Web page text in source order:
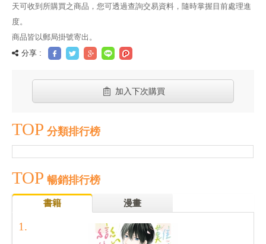
天可收到所購買之商品，您可透過查詢交易資料，隨時掌握目前處理進
度。
商品皆以郵局掛號寄出。
分享 :
加入下次購買
TOP 分類排行榜
TOP 暢銷排行榜
書籍 漫畫